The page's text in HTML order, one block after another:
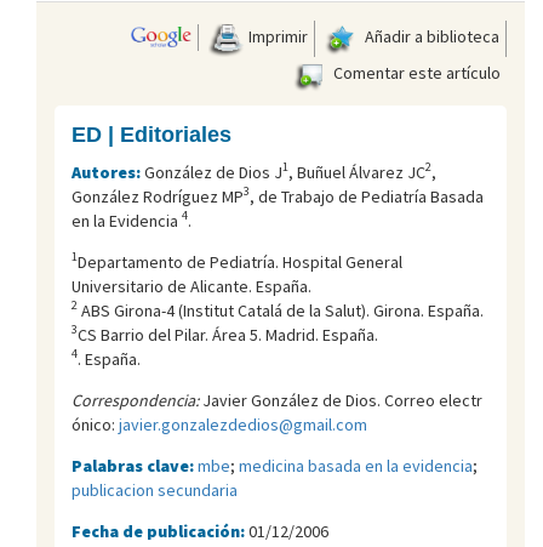
Imprimir
Añadir a biblioteca
Comentar este artículo
ED | Editoriales
Autores:González de Dios J1, Buñuel Álvarez JC2,
González Rodríguez MP3, de Trabajo de Pediatría Basada
en la Evidencia 4.
1Departamento de Pediatrí­a. Hospital General
Universitario de Alicante. España.
2 ABS Girona-4 (Institut Catalá de la Salut). Girona. España.
3CS Barrio del Pilar. Área 5. Madrid. España.
4. España.
Correspondencia:Javier González de Dios. Correo electr
ónico: javier.gonzalezdedios@gmail.com
Palabras clave:mbe; medicina basada en la evidencia;
publicacion secundaria
Fecha de publicación:01/12/2006